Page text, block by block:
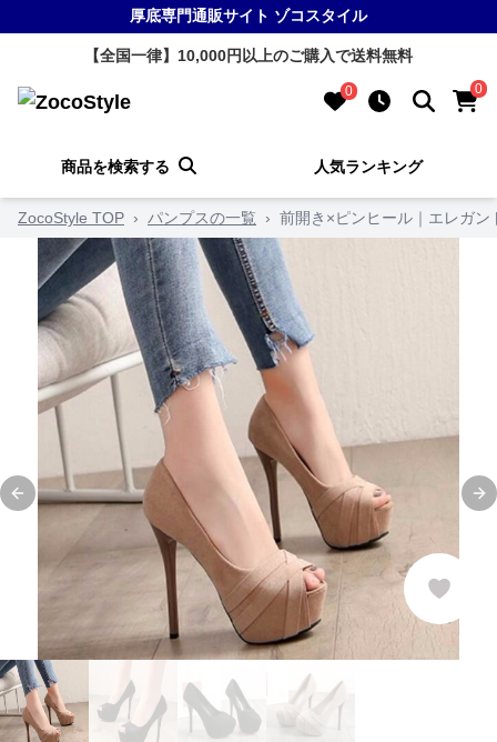
厚底専門通販サイト ゾコスタイル
【全国一律】10,000円以上のご購入で送料無料
0 0
商品を検索する 人気ランキング
ZocoStyle TOP › パンプスの一覧 › 前開き×ピンヒール｜エレガ
Previous slide